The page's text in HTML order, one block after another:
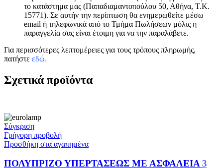
το κατάστημα μας (Παπαδιαμαντοπούλου 50, Αθήνα, Τ.Κ.
15771). Σε αυτήν την περίπτωση θα ενημερωθείτε μέσω
email ή τηλεφωνικά από το Τμήμα Πωλήσεων μόλις η
παραγγελία σας είναι έτοιμη για να την παραλάβετε.
Για περισσότερες λεπτομέρειες για τους τρόπους πληρωμής,
πατήστε εδώ.
Σχετικά προϊόντα
Σύγκριση
Γρήγορη προβολή
Προσθήκη στα αγαπημένα
ΠΟΛΥΠΡΙΖΟ ΥΠΕΡΤΑΣΕΩΣ ΜΕ ΑΣΦΑΛΕΙΑ 3